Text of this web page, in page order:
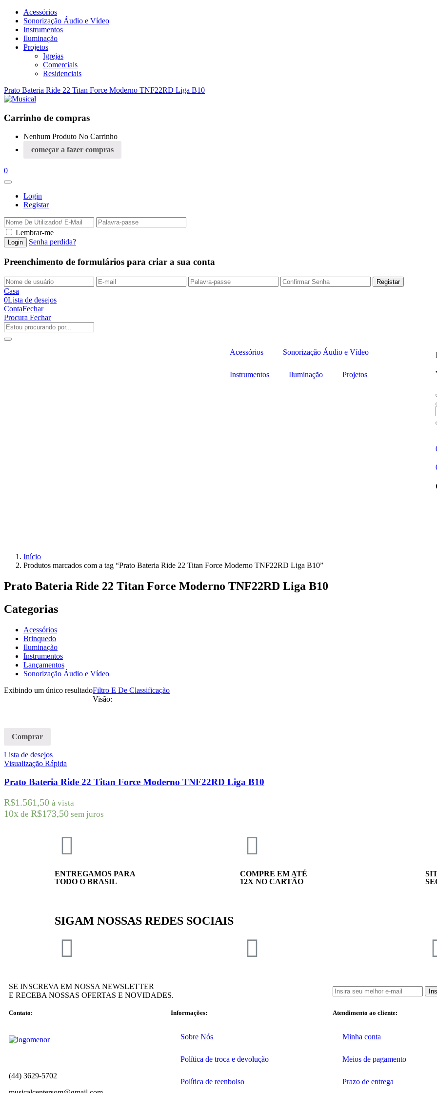
Acessórios
Sonorização Áudio e Vídeo
Instrumentos
Iluminação
Projetos
Igrejas
Comerciais
Residenciais
Prato Bateria Ride 22 Titan Force Moderno TNF22RD Liga B10
Carrinho de compras
Nenhum Produto No Carrinho
começar a fazer compras
0
Login
Registar
Lembrar-me
Senha perdida?
Preenchimento de formulários para criar a sua conta
Casa
0Lista de desejos
ContaFechar
Procura Fechar
Acessórios Sonorização Áudio e Vídeo
Instrumentos Iluminação Projetos
Início
Produtos marcados com a tag “Prato Bateria Ride 22 Titan Force Moderno TNF22RD Liga B10”
Prato Bateria Ride 22 Titan Force Moderno TNF22RD Liga B10
Categorias
Acessórios
Brinquedo
Iluminação
Instrumentos
Lançamentos
Sonorização Áudio e Vídeo
Exibindo um único resultadoFiltro E De Classificação
Visão:
Comprar
Lista de desejos
Visualização Rápida
Prato Bateria Ride 22 Titan Force Moderno TNF22RD Liga B10
R$1.561,50 à vista
10x de R$173,50 sem juros
ENTREGAMOS PARA
TODO O BRASIL
COMPRE EM ATÉ
12X NO CARTÃO
SIGAM NOSSAS REDES SOCIAIS
SE INSCREVA EM NOSSA NEWSLETTER
E RECEBA NOSSAS OFERTAS E NOVIDADES.
Contato:
(44) 3629-5702
Informações:
Sobre Nós
Política de troca e devolução
Política de reenbolso
Atendimento ao cliente:
Minha conta
Meios de pagamento
Prazo de entrega